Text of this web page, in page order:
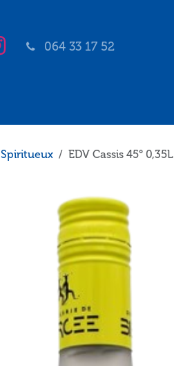
064 33 17 52
Spiritueux EDV Cassis 45° 0,35L